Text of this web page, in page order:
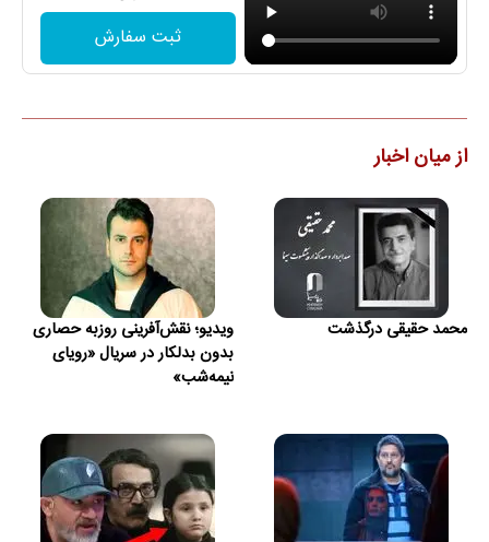
ثبت سفارش
از میان اخبار
محمد حقیقی درگذشت
ویدیو؛ نقش‌آفرینی روزبه حصاری
بدون بدلکار در سریال «رویای
نیمه‌شب»